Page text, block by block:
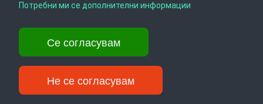
Потребни ми се дополнителни информации
Се согласувам
Не се согласувам